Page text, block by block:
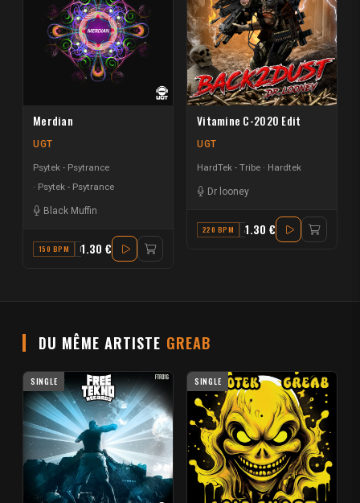
Merdian
UGT
Psytek - Psytrance
Psytek - Psytrance
Black Muffin
150 BPM F#1.30 €
Vitamine C-2020 Edit
UGT
HardTek - Tribe Hardtek
Dr looney
220 BPM A MINOR
1.30 €
DU MÊME ARTISTE GREAB
SINGLE SINGLE